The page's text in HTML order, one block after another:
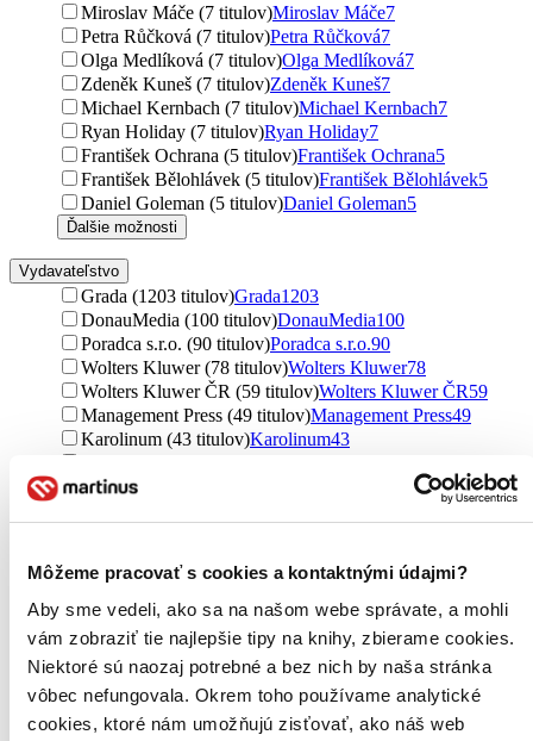
Môžeme pracovať s cookies a kontaktnými údajmi?
Aby sme vedeli, ako sa na našom webe správate, a mohli
vám zobraziť tie najlepšie tipy na knihy, zbierame cookies.
Niektoré sú naozaj potrebné a bez nich by naša stránka
vôbec nefungovala. Okrem toho používame analytické
cookies, ktoré nám umožňujú zisťovať, ako náš web
Miroslav Máče (7 titulov)Miroslav Máče7
Petra Růčková (7 titulov)Petra Růčková7
Olga Medlíková (7 titulov)Olga Medlíková7
Zdeněk Kuneš (7 titulov)Zdeněk Kuneš7
Michael Kernbach (7 titulov)Michael Kernbach7
Ryan Holiday (7 titulov)Ryan Holiday7
František Ochrana (5 titulov)František Ochrana5
František Bělohlávek (5 titulov)František Bělohlávek5
Daniel Goleman (5 titulov)Daniel Goleman5
Ďalšie možnosti
Vydavateľstvo
Grada (1203 titulov)Grada1203
DonauMedia (100 titulov)DonauMedia100
Poradca s.r.o. (90 titulov)Poradca s.r.o.90
Wolters Kluwer (78 titulov)Wolters Kluwer78
Wolters Kluwer ČR (59 titulov)Wolters Kluwer ČR59
Management Press (49 titulov)Management Press49
Karolinum (43 titulov)Karolinum43
Eastone Books (34 titulov)
Computer Press (17 titulov) Computer Press17
Tatran (16 titulov)Tatran16
Premedia (14 titulov)
Premedia 14
Motýľ (13 titulov)
Motýľ 13
Audiolibrix (13 titulov)Audiolibrix13
Ikar (12 titulov)Ikar12
Edika (11 titulov)Edika11